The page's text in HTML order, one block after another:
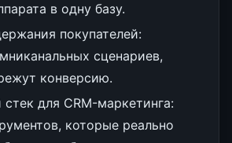
в одну базу.
покупателей:
сценариев,
конверсию.
стек для CRM-маркетинга:
которые реально